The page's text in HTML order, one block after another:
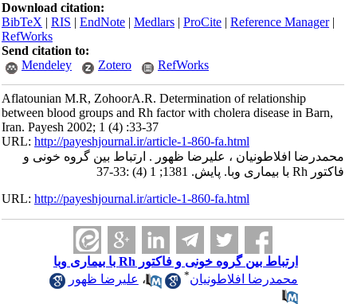
Download citation:
BibTeX|RIS|EndNote|Medlars|ProCite|Reference Manager
RefWorks
Send citation to:
Mendeley
Zotero RefWorks
Aflatounian M.R, ZohoorA.R. Determination of relationship
between blood groups and Rh factor with cholera disease in Barn,
Iran. Payesh 2002; 1 (4) :33-37
URL:http://payeshjournal.ir/article-1-860-fa.html
محمدرضا افلاطونیان ، علیرضا ظهور . ارتباط بین گروه خونی و
فاکتور Rh با بیماری وبا. پایش. 1381; 1 (4) :33-37
URL:http://payeshjournal.ir/article-1-860-fa.html
ارتباط بین گروه خونی و فاکتور Rh با بیماری وبا
محمدرضا افلاطونیان * ،علیرضا ظهور